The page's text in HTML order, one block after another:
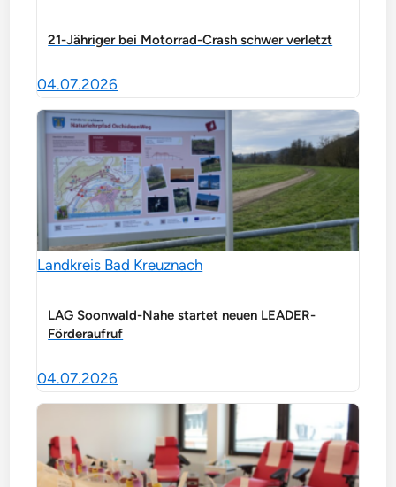
21-Jähriger bei Motorrad-Crash schwer verletzt
04.07.2026
Landkreis Bad Kreuznach
LAG Soonwald-Nahe startet neuen LEADER-
Förderaufruf
04.07.2026